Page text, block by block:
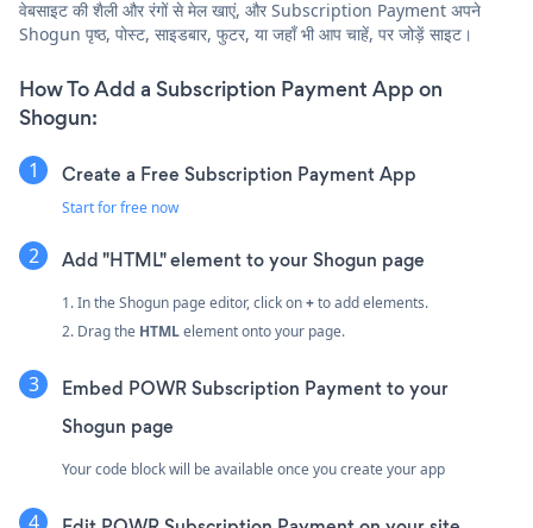
वेबसाइट की शैली और रंगों से मेल खाएं, और Subscription Payment अपने
Shogun पृष्ठ, पोस्ट, साइडबार, फुटर, या जहाँ भी आप चाहें, पर जोड़ें साइट।
How To Add a Subscription Payment App on
Shogun:
Create a Free Subscription Payment App
Start for free now
Add "HTML" element to your Shogun page
1. In the Shogun page editor, click on+to add elements.
2. Drag the HTMLelement onto your page.
Embed POWR Subscription Payment to your
Shogun page
Your code block will be available once you create your app